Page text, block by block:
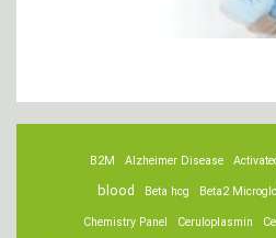
Alzheimer Disease
B2M
Beta2
Beta hcg
blood
Ceruloplasmin
Chemistry Panel